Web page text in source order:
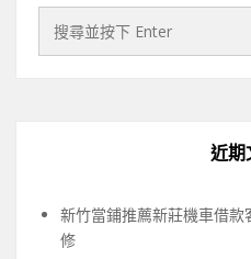
近期
新竹當鋪推薦新莊機車借
修